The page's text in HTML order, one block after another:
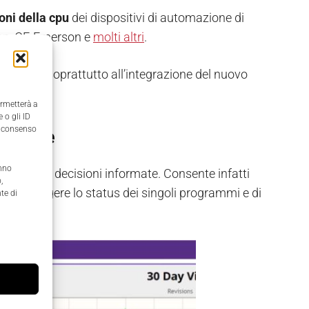
a
o gli ID
di
della cpu dei dispositivi di automazione di
GE-Emerson e molti altri.
grazie soprattutto all’integrazione del nuovo
decisioni informate. Consente infatti
di leggere lo status dei singoli programmi e di